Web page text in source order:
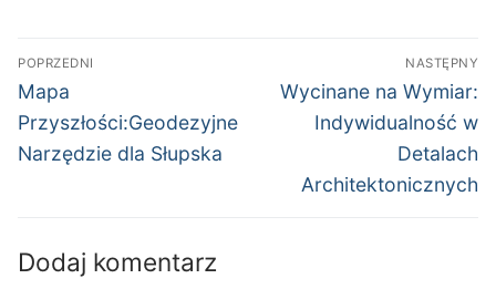
Nawigacja
wpisu
POPRZEDNI
Poprzedni
wpis:
Mapa
Przyszłości:Geodezyjne
Narzędzie dla Słupska
NASTĘPNY
Następny
wpis:
Wycinane na Wymiar:
Indywidualność w
Detalach
Architektonicznych
Dodaj komentarz